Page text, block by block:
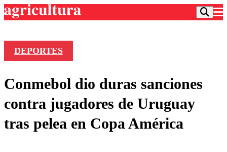
Frecuencias
Agricultura TV
Deportes
Colo Colo
Entretención
DEPORTES
Conmebol dio duras sanciones
contra jugadores de Uruguay
tras pelea en Copa América